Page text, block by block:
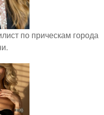
по прическам города